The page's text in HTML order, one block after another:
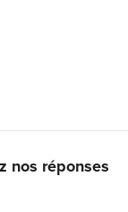
nos réponses